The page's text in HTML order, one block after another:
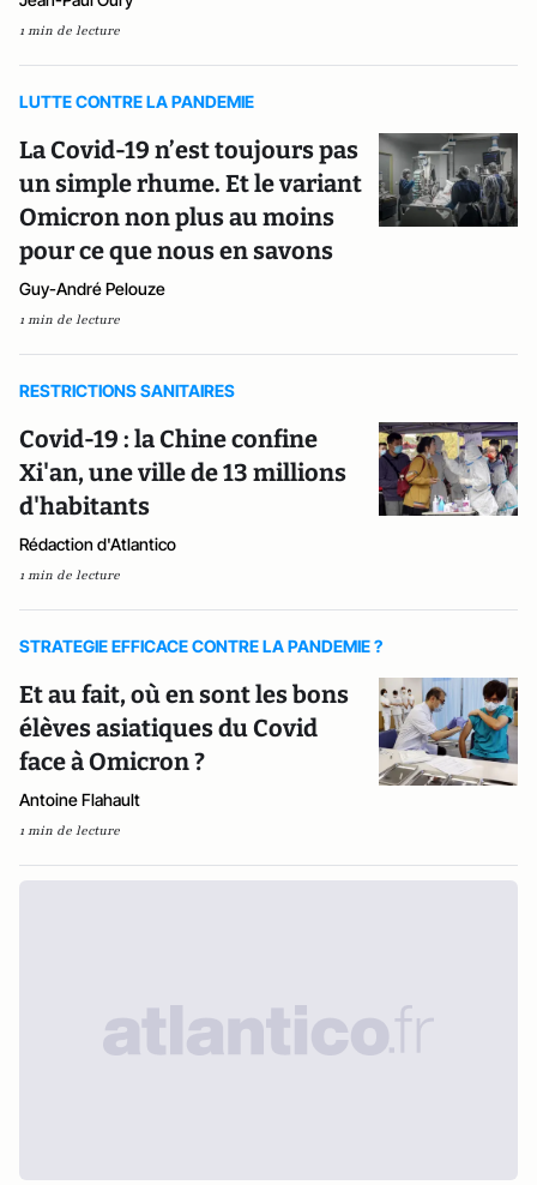
1 min de lecture
LUTTE CONTRE LA PANDEMIE
La Covid-19 n’est toujours pas
un simple rhume. Et le variant
Omicron non plus au moins
pour ce que nous en savons
Guy-André Pelouze
1 min de lecture
RESTRICTIONS SANITAIRES
Covid-19 : la Chine confine
Xi'an, une ville de 13 millions
d'habitants
Rédaction d'Atlantico
1 min de lecture
STRATEGIE EFFICACE CONTRE LA PANDEMIE ?
Et au fait, où en sont les bons
élèves asiatiques du Covid
face à Omicron ?
Antoine Flahault
1 min de lecture